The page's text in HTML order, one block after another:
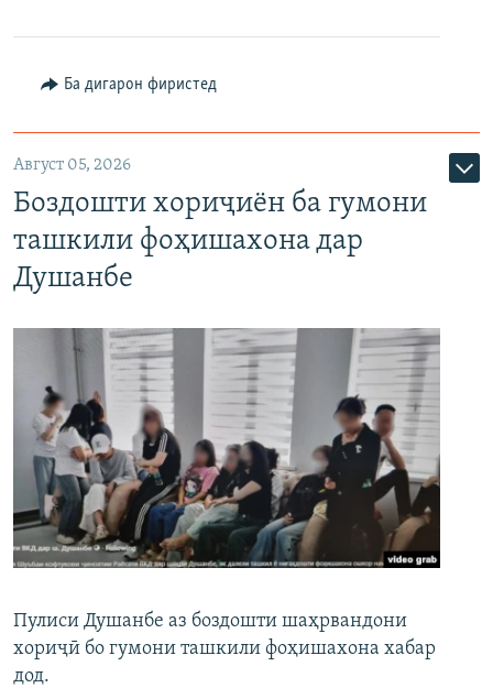
Ба дигарон фиристед
Август 05, 2026
Боздошти хориҷиён ба гумони
ташкили фоҳишахона дар
Душанбе
Пулиси Душанбе аз боздошти шаҳрвандони
хориҷӣ бо гумони ташкили фоҳишахона хабар
дод.